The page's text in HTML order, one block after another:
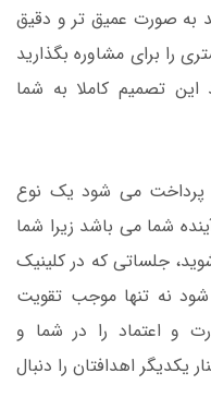
به صورت عمیق تر و دقیق
را برای مشاوره بگذارید
تصمیم کاملا به شما
پرداخت می شود یک نوع
شما می باشد زیرا شما
جلساتی که در کلینیک
شود نه تنها موجب تقویت
و اعتماد را در شما و
یکدیگر اهدافتان را دنبال